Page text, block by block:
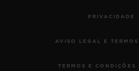
PRIVACIDADE
AVISO LEGAL E TERMOS
TERMOS E CONDIÇÕES